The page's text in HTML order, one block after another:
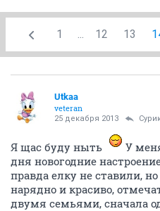
1 ... 12 13
Utkaa
veteran
25 декабря 2013
Я щас буду ныть
У
дня новогодние
правда елку не ставили,
нарядно и красиво,
двумя семьями, сначала